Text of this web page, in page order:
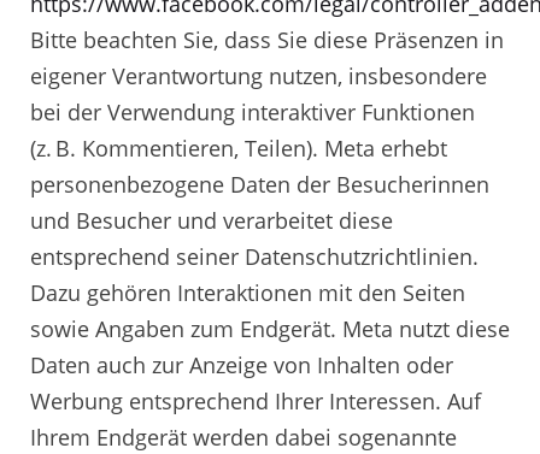
Bitte beachten Sie, dass Sie diese Präsenzen in
eigener Verantwortung nutzen, insbesondere
bei der Verwendung interaktiver Funktionen
(z. B. Kommentieren, Teilen). Meta erhebt
personenbezogene Daten der Besucherinnen
und Besucher und verarbeitet diese
entsprechend seiner Datenschutzrichtlinien.
Dazu gehören Interaktionen mit den Seiten
sowie Angaben zum Endgerät. Meta nutzt diese
Daten auch zur Anzeige von Inhalten oder
Werbung entsprechend Ihrer Interessen. Auf
Ihrem Endgerät werden dabei sogenannte